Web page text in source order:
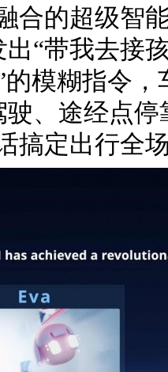
合的超级智
“带我去接
的模糊指令
、途经点
搞定出行全